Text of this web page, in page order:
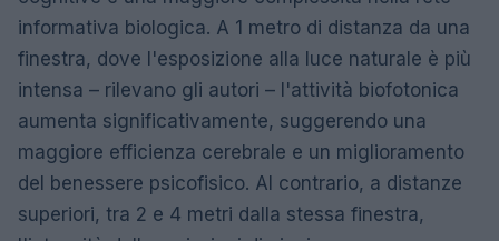
informativa biologica. A 1 metro di distanza da una
finestra, dove l'esposizione alla luce naturale è più
intensa – rilevano gli autori – l'attività biofotonica
aumenta significativamente, suggerendo una
maggiore efficienza cerebrale e un miglioramento
del benessere psicofisico. Al contrario, a distanze
superiori, tra 2 e 4 metri dalla stessa finestra,